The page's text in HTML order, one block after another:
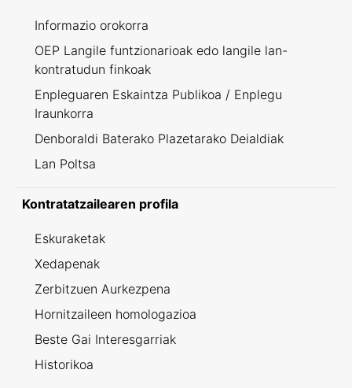
Informazio orokorra
OEP Langile funtzionarioak edo langile lan-
kontratudun finkoak
Enpleguaren Eskaintza Publikoa / Enplegu
Iraunkorra
Denboraldi Baterako Plazetarako Deialdiak
Lan Poltsa
Kontratatzailearen profila
Eskuraketak
Xedapenak
Zerbitzuen Aurkezpena
Hornitzaileen homologazioa
Beste Gai Interesgarriak
Historikoa